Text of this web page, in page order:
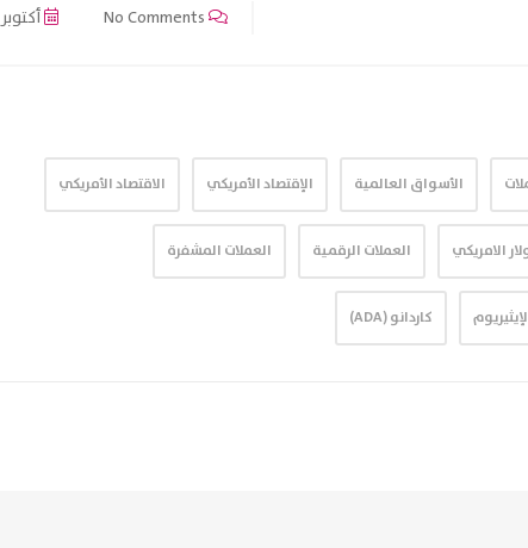
أكتوبر 2، 2024
الأسواق العالمية الإقتصاد الأمريكي الاقتصاد الأمريكي
الامريكي العملات الرقمية العملات المشفرة
كاردانو (ADA)